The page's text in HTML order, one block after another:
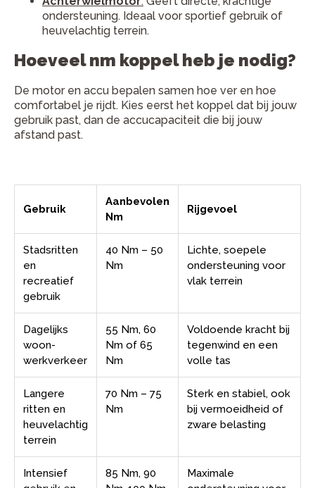
ondersteuning. Ideaal voor sportief gebruik of
heuvelachtig terrein.
Hoeveel nm koppel heb je nodig?
De motor en accu bepalen samen hoe ver en hoe
comfortabel je rijdt. Kies eerst het koppel dat bij jouw
gebruik past, dan de accucapaciteit die bij jouw
afstand past.
Gebruik
Aanbevolen
Nm
Rijgevoel
Stadsritten
en
recreatief
gebruik
40 Nm – 50
Nm
Lichte, soepele
ondersteuning voor
vlak terrein
Dagelijks
woon-
werkverkeer
55 Nm, 60
Nm of 65
Nm
Voldoende kracht bij
tegenwind en een
volle tas
Langere
ritten en
heuvelachtig
terrein
70 Nm – 75
Nm
Sterk en stabiel, ook
bij vermoeidheid of
zware belasting
Intensief
85 Nm, 90
Maximale